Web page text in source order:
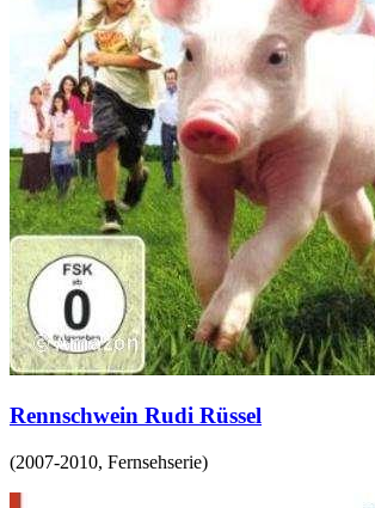
Rennschwein Rudi Rüssel
(2007-2010, Fernsehserie)